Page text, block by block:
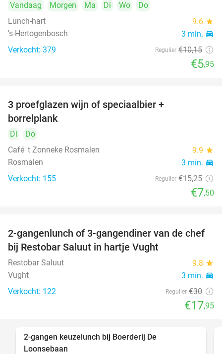
Vandaag Morgen Ma Di Wo
Do
Lunch-hart
9.6 star
's-Hertogenbosch 3 min. directions_car
Verkocht: 379 Regulier €10,15
€5,95
3 proefglazen wijn of speciaalbier +
borrelplank
Di
Do
Café 't Zonneke Rosmalen
9.9 star
Rosmalen 3 min. directions_car
Verkocht: 155 Regulier €15,25
€7,50
40%
2-gangenlunch of 3-gangendiner van de chef
bij Restobar Saluut in hartje Vught
Restobar Saluut 9.8 star
Vught 3 min. directions_car
Verkocht: 122 Regulier €30
€17,95
2-gangen keuzelunch bij Boerderij De
Loonsebaan